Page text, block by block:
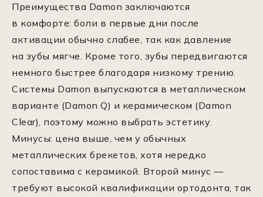
Преимущества Damon заключаются
в комфорте: боли в первые дни после
активации обычно слабее, так как давление
на зубы мягче. Кроме того, зубы передвигаются
немного быстрее благодаря низкому трению.
Системы Damon выпускаются в металлическом
варианте (Damon Q) и керамическом (Damon
Clear), поэтому можно выбрать эстетику.
Минусы: цена выше, чем у обычных
металлических брекетов, хотя нередко
сопоставима с керамикой. Второй минус —
требуют высокой квалификации ортодонта, так